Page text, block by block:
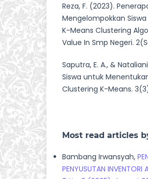
Reza, F. (2023).
Mengelompokkan
K-Means Clustering
Value In Smp Negeri.
Saputra, E. A., &
Siswa untuk
Clustering K-Means.
Most read articles
Bambang Irwansyah,
PENYUSUTAN INVENTORI